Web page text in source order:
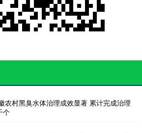
农村黑臭水体治理成效显著 累计完成治理
个